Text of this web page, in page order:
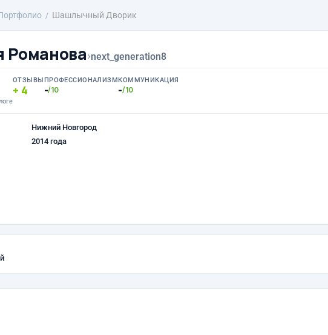
Шашлычный Дворик
Романова›next_generation8
ОТЗЫВЫ
4
ПРОФЕССИОНАЛИЗМ
-/10
КОММУНИКАЦИЯ
-/10
Нижний Новгород
2014 года